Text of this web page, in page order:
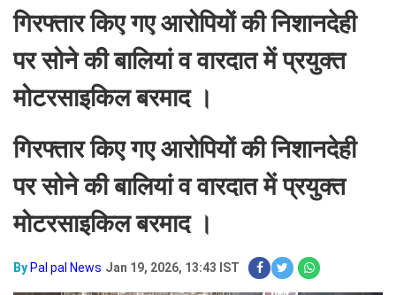
गिरफ्तार किए गए आरोपियों की निशानदेही
पर सोने की बालियां व वारदात में प्रयुक्त
मोटरसाइकिल बरमाद ।
गिरफ्तार किए गए आरोपियों की निशानदेही
पर सोने की बालियां व वारदात में प्रयुक्त
मोटरसाइकिल बरमाद ।
By Pal pal News Jan 19, 2026, 13:43 IST